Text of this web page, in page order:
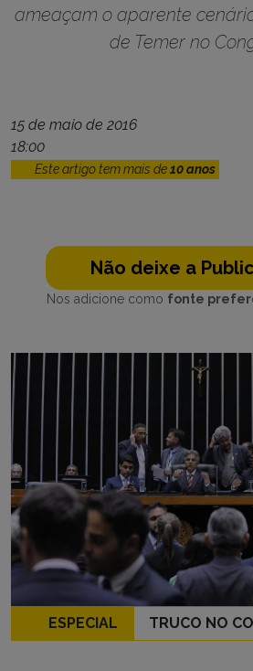
ameaçam o aparente
de Temer no
15 de maio de 2016
18:00
Este artigo tem mais de10 anos
Não deixe a
Nos adicione como fonte
ESPECIAL TRUCO NO